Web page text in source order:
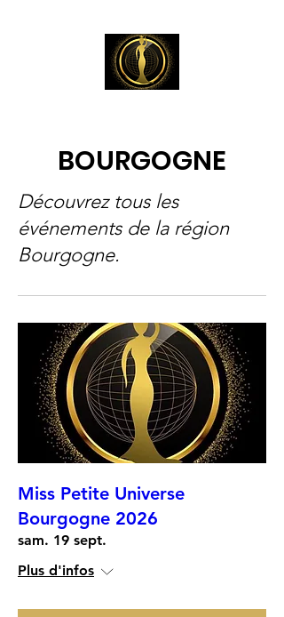
BOURGOGNE
Découvrez tous les
événements de la région
Bourgogne.
Miss Petite Universe
Bourgogne 2026
sam. 19 sept.
Plus d'infos